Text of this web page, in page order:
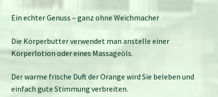
Ein echter Genuss – ganz ohne Weichmacher
Die Körperbutter verwendet man anstelle einer
Körperlotion oder eines Massageöls.
Der warme frische Duft der Orange wird Sie beleben und
einfach gute Stimmung verbreiten.